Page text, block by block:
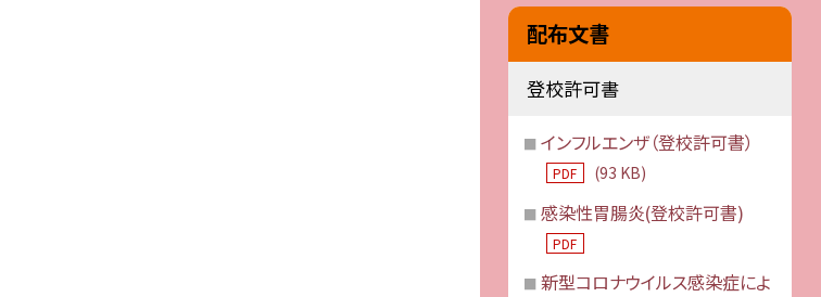
配布文書
登校許可書
インフルエンザ（登校許可書）
PDF (93 KB)
感染性胃腸炎(登校許可書)
PDF
新型コロナウイルス感染症によ